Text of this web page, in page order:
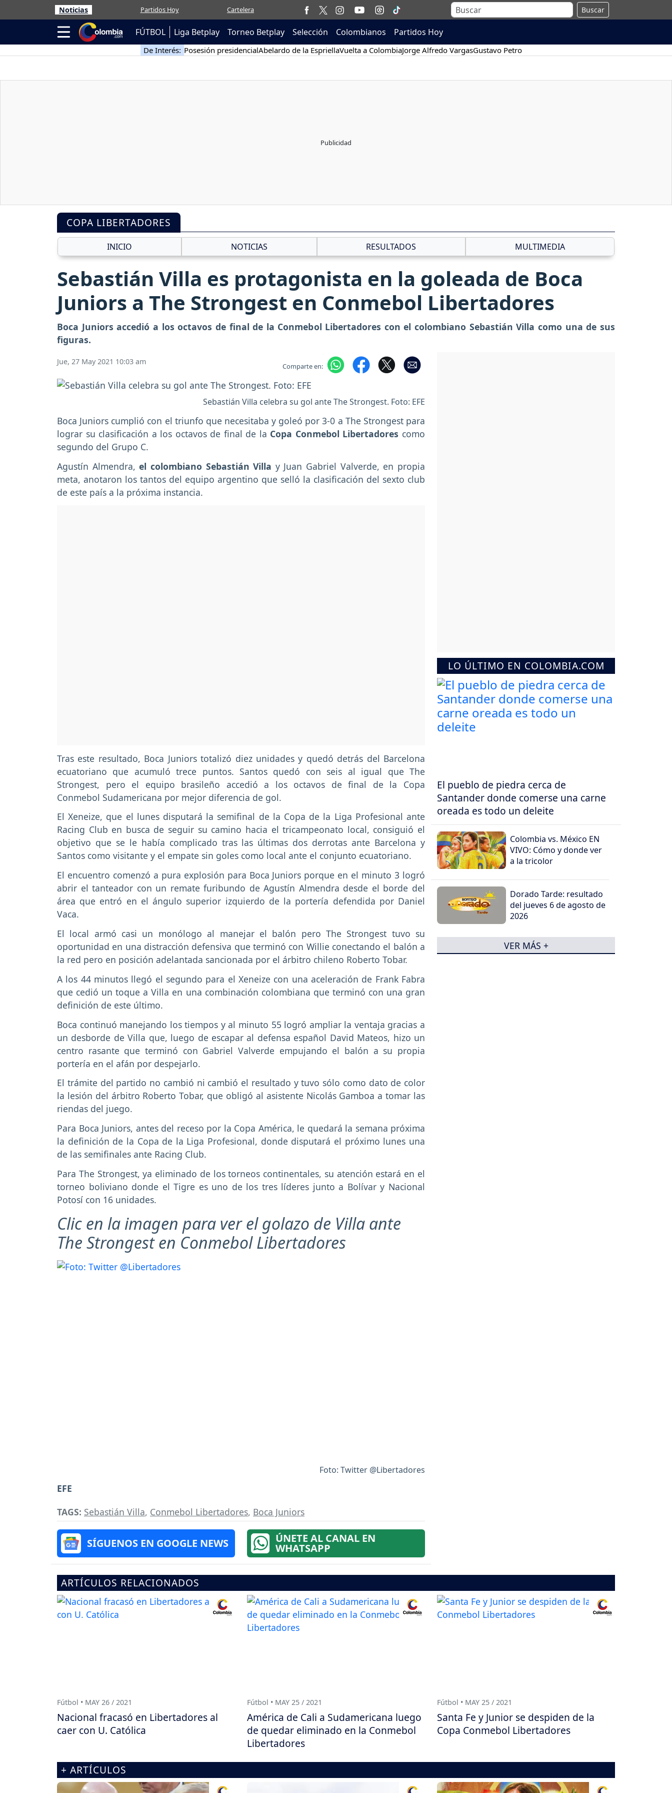
Noticias Partidos Hoy Cartelera Buscar
FÚTBOL Liga Betplay Torneo Betplay Selección Colombianos Partidos Hoy
De Interés: Posesión presidencialAbelardo de la EspriellaVuelta a ColombiaJorge Alfredo VargasGustavo Petro
COPA LIBERTADORES
INICIO NOTICIAS RESULTADOS MULTIMEDIA
Sebastián Villa es protagonista en la goleada de Boca
Juniors a The Strongest en Conmebol Libertadores
Boca Juniors accedió a los octavos de final de la Conmebol Libertadores con el colombiano Sebastián Villa como una de sus
figuras.
Jue, 27 May 2021 10:03 am Comparte en:
Sebastián Villa celebra su gol ante The Strongest. Foto: EFE
Boca Juniors cumplió con el triunfo que necesitaba y goleó por 3-0 a The Strongest para
lograr su clasificación a los octavos de final de la Copa Conmebol Libertadores como
segundo del Grupo C.
Agustín Almendra,el colombiano Sebastián Villa y Juan Gabriel Valverde, en propia
meta, anotaron los tantos del equipo argentino que selló la clasificación del sexto club
de este país a la próxima instancia.
Tras este resultado, Boca Juniors totalizó diez unidades y quedó detrás del Barcelona
ecuatoriano que acumuló trece puntos. Santos quedó con seis al igual que The
Strongest, pero el equipo brasileño accedió a los octavos de final de la Copa
Conmebol Sudamericana por mejor diferencia de gol.
El Xeneize, que el lunes disputará la semifinal de la Copa de la Liga Profesional ante
Racing Club en busca de seguir su camino hacia el tricampeonato local, consiguió el
objetivo que se le había complicado tras las últimas dos derrotas ante Barcelona y
Santos como visitante y el empate sin goles como local ante el conjunto ecuatoriano.
El encuentro comenzó a pura explosión para Boca Juniors porque en el minuto 3 logró
abrir el tanteador con un remate furibundo de Agustín Almendra desde el borde del
área que entró en el ángulo superior izquierdo de la portería defendida por Daniel
Vaca.
El local armó casi un monólogo al manejar el balón pero The Strongest tuvo su
oportunidad en una distracción defensiva que terminó con Willie conectando el balón a
la red pero en posición adelantada sancionada por el árbitro chileno Roberto Tobar.
A los 44 minutos llegó el segundo para el Xeneize con una aceleración de Frank Fabra
que cedió un toque a Villa en una combinación colombiana que terminó con una gran
definición de este último.
Boca continuó manejando los tiempos y al minuto 55 logró ampliar la ventaja gracias a
un desborde de Villa que, luego de escapar al defensa español David Mateos, hizo un
centro rasante que terminó con Gabriel Valverde empujando el balón a su propia
portería en el afán por despejarlo.
El trámite del partido no cambió ni cambió el resultado y tuvo sólo como dato de color
la lesión del árbitro Roberto Tobar, que obligó al asistente Nicolás Gamboa a tomar las
riendas del juego.
Para Boca Juniors, antes del receso por la Copa América, le quedará la semana próxima
la definición de la Copa de la Liga Profesional, donde disputará el próximo lunes una
de las semifinales ante Racing Club.
Para The Strongest, ya eliminado de los torneos continentales, su atención estará en el
torneo boliviano donde el Tigre es uno de los tres líderes junto a Bolívar y Nacional
Potosí con 16 unidades.
Clic en la imagen para ver el golazo de Villa ante
The Strongest en Conmebol Libertadores
Foto: Twitter @Libertadores
EFE
TAGS: Sebastián Villa, Conmebol Libertadores, Boca Juniors
SÍGUENOS EN GOOGLE NEWS ÚNETE AL CANAL EN
WHATSAPP
LO ÚLTIMO EN COLOMBIA.COM
El pueblo de piedra cerca de
Santander donde comerse una carne
oreada es todo un deleite
Colombia vs. México EN
VIVO: Cómo y donde ver
a la tricolor
Dorado Tarde: resultado
del jueves 6 de agosto de
2026
VER MÁS +
ARTÍCULOS RELACIONADOS
Fútbol • MAY 26 / 2021
Nacional fracasó en Libertadores al
caer con U. Católica
Fútbol • MAY 25 / 2021
América de Cali a Sudamericana luego
de quedar eliminado en la Conmebol
Libertadores
Fútbol • MAY 25 / 2021
Santa Fe y Junior se despiden de la
Copa Conmebol Libertadores
+ ARTÍCULOS